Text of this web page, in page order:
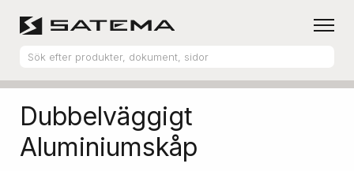
Produktsortiment Aluminiumskåp
Dubbelväggigt
Aluminiumskåp